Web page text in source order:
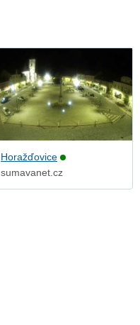
Horažďovice
sumavanet.cz